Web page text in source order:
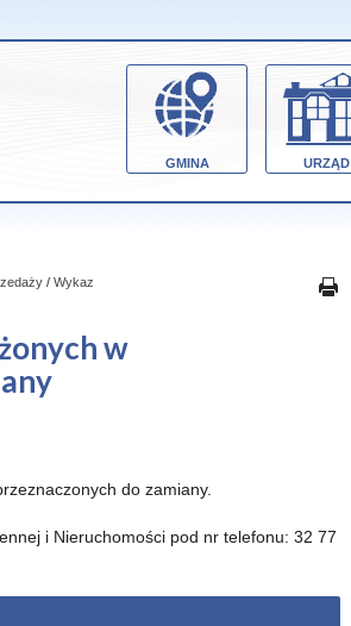
GMINA URZĄD
/ Wykaz
w
do zamiany.
i Nieruchomości pod nr telefonu: 32 77